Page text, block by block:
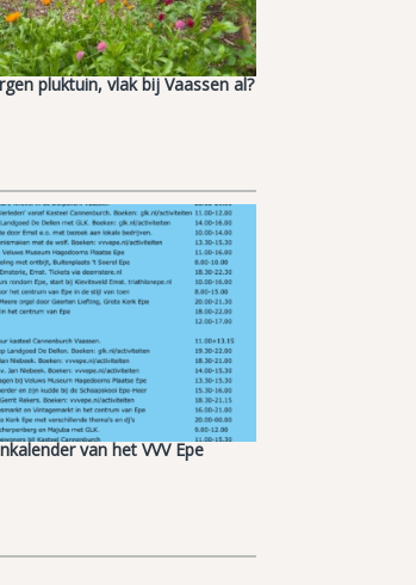
pluktuin, vlak bij Vaassen al?
van het VVV Epe